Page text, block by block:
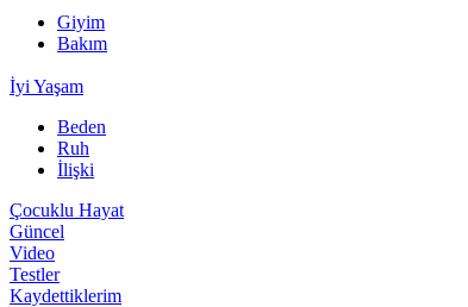
Giyim
Bakım
İyi Yaşam
Beden
Ruh
İlişki
Çocuklu Hayat
Güncel
Video
Testler
Kaydettiklerim